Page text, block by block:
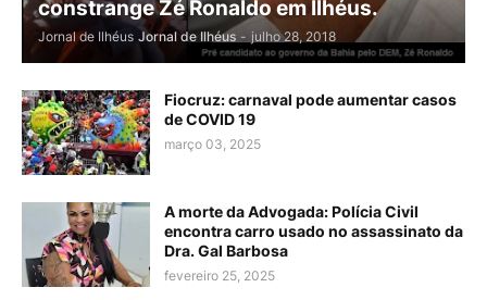
constrange Zé Ronaldo em Ilhéus.
Jornal de Ilhéus Jornal de Ilhéus - julho 28, 2018
Fiocruz: carnaval pode aumentar casos
de COVID 19
março 03, 2025
A morte da Advogada: Polícia Civil
encontra carro usado no assassinato da
Dra. Gal Barbosa
fevereiro 25, 2025